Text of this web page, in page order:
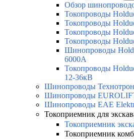
Обзор
Токопроводы
Токопроводы
Токопроводы
Токопроводы
Шинопроводы
6000А
Токопроводы
12-36кВ
Шинопроводы Технотрон
Шинопроводы
Шинопроводы EAE
Токоприемник для
Токоприемник
Токоприемник